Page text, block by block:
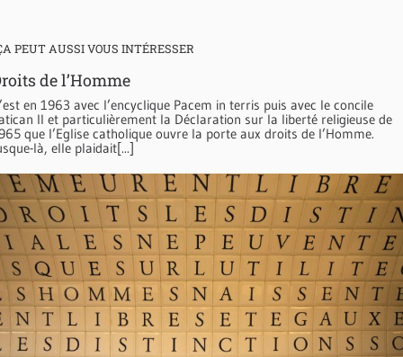
PEUT AUSSI VOUS INTÉRESSER
de l’Homme
en 1963 avec l’encyclique Pacem in terris puis avec le concile
II et particulièrement la Déclaration sur la liberté religieuse de
que l’Eglise catholique ouvre la porte aux droits de l’Homme.
là, elle plaidait[...]